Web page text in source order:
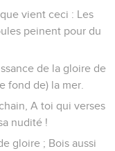
vient ceci : Les
peinent pour du
de la gloire de
fond de) la mer.
A toi qui verses
nudité !
gloire ; Bois aussi